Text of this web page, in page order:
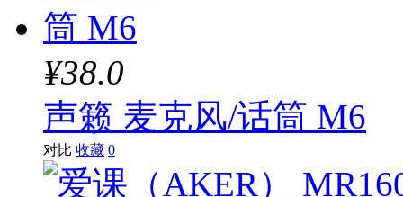
¥38.0
声籁 麦克风/话筒 M6
对比 收藏 0